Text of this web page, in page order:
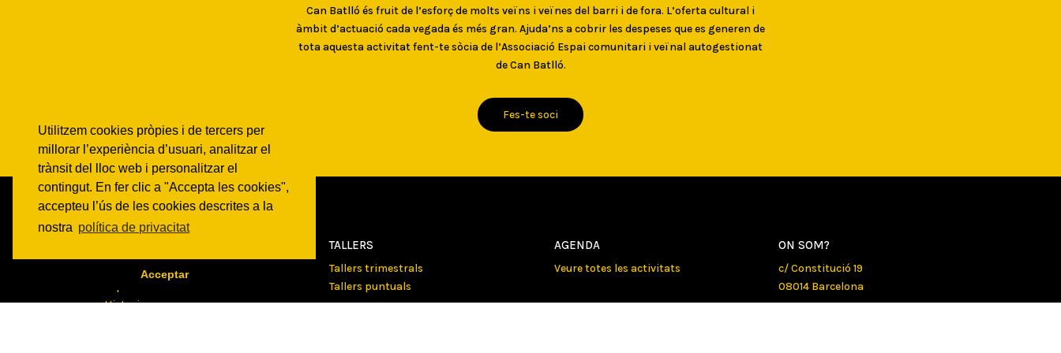
Utilitzem cookies pròpies i de tercers per
millorar l’experiència d’usuari, analitzar el
trànsit del lloc web i personalitzar el
contingut. En fer clic a "Accepta les cookies",
accepteu l’ús de les cookies descrites a la
nostra política de privacitat
Acceptar
Can Batlló és fruit de l’esforç de molts veïns i veïnes del barri i de fora. L’oferta cultural i
àmbit d’actuació cada vegada és més gran. Ajuda’ns a cobrir les despeses que es generen de
tota aquesta activitat fent-te sòcia de l’Associació Espai comunitari i veïnal autogestionat
de Can Batlló.
Fes-te soci
Qui som
Espais
Historia
TALLERS
Tallers trimestrals
Tallers puntuals
AGENDA
Veure totes les activitats
NOTICIES
ON SOM?
c/ Constitució 19
08014 Barcelona